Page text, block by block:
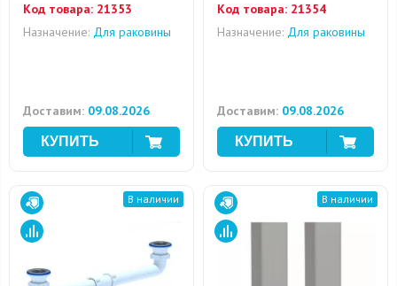
Код товара: 21353
Назначение: Для раковины
Доставим: 09.08.2026
Код товара: 21354
Назначение: Для раковины
Доставим: 09.08.2026
В наличии В наличии